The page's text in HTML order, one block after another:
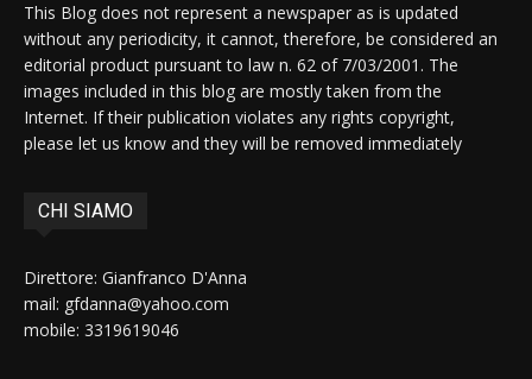
This Blog does not represent a newspaper as is updated
without any periodicity, it cannot, therefore, be considered an
editorial product pursuant to law n. 62 of 7/03/2001. The
images included in this blog are mostly taken from the
Internet. If their publication violates any rights copyright,
please let us know and they will be removed immediately
CHI SIAMO
Direttore: Gianfranco D'Anna
mail: gfdanna@yahoo.com
mobile: 3319619046